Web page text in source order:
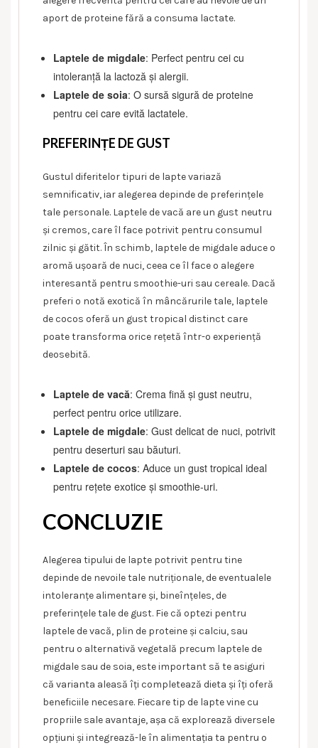
aport de proteine fără a consuma lactate.
Laptele de migdale: Perfect pentru cei cu
intoleranță la lactoză și alergii.
Laptele de soia: O sursă sigură de proteine
pentru cei care evită lactatele.
PREFERINȚE DE GUST
Gustul diferitelor tipuri de lapte variază
semnificativ, iar alegerea depinde de preferințele
tale personale. Laptele de vacă are un gust neutru
și cremos, care îl face potrivit pentru consumul
zilnic și gătit. În schimb, laptele de migdale aduce o
aromă ușoară de nuci, ceea ce îl face o alegere
interesantă pentru smoothie-uri sau cereale. Dacă
preferi o notă exotică în mâncărurile tale, laptele
de cocos oferă un gust tropical distinct care
poate transforma orice rețetă într-o experiență
deosebită.
Laptele de vacă: Crema fină și gust neutru,
perfect pentru orice utilizare.
Laptele de migdale: Gust delicat de nuci, potrivit
pentru deserturi sau băuturi.
Laptele de cocos: Aduce un gust tropical ideal
pentru rețete exotice și smoothie-uri.
CONCLUZIE
Alegerea tipului de lapte potrivit pentru tine
depinde de nevoile tale nutriționale, de eventualele
intoleranțe alimentare și, bineînțeles, de
preferințele tale de gust. Fie că optezi pentru
laptele de vacă, plin de proteine și calciu, sau
pentru o alternativă vegetală precum laptele de
migdale sau de soia, este important să te asiguri
că varianta aleasă îți completează dieta și îți oferă
beneficiile necesare. Fiecare tip de lapte vine cu
propriile sale avantaje, așa că explorează diversele
opțiuni și integrează-le în alimentația ta pentru o